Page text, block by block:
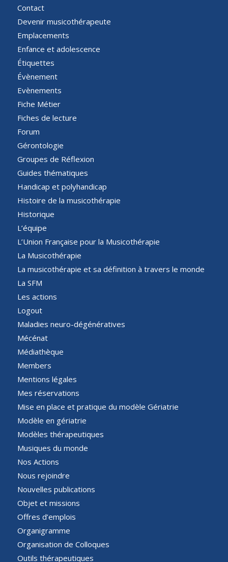
Contact
Devenir musicothérapeute
Emplacements
Enfance et adolescence
Étiquettes
Évènement
Evènements
Fiche Métier
Fiches de lecture
Forum
Gérontologie
Groupes de Réflexion
Guides thématiques
Handicap et polyhandicap
Histoire de la musicothérapie
Historique
L’équipe
L’Union Française pour la Musicothérapie
La Musicothérapie
La musicothérapie et sa définition à travers le monde
La SFM
Les actions
Logout
Maladies neuro-dégénératives
Mécénat
Médiathèque
Members
Mentions légales
Mes réservations
Mise en place et pratique du modèle Gériatrie
Modèle en gériatrie
Modèles thérapeutiques
Musiques du monde
Nos Actions
Nous rejoindre
Nouvelles publications
Objet et missions
Offres d’emplois
Organigramme
Organisation de Colloques
Outils thérapeutiques